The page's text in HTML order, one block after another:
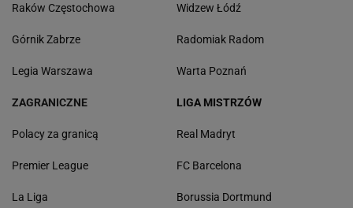
Raków Częstochowa
Górnik Zabrze
Legia Warszawa
Widzew Łódź
Radomiak Radom
Warta Poznań
ZAGRANICZNE
Polacy za granicą
Premier League
La Liga
LIGA MISTRZÓW
Real Madryt
FC Barcelona
Borussia Dortmund